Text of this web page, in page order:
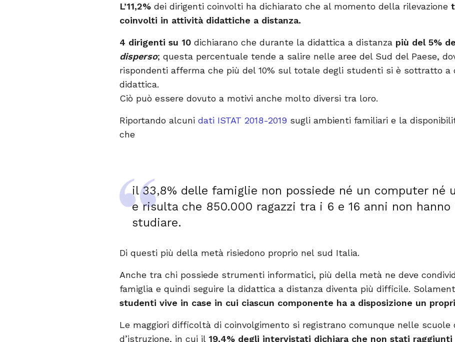
L’11,2% dei dirigenti coinvolti ha dichiarato che al momento della rilevazione
coinvolti in attività didattiche a distanza.
4 dirigenti su 10 dichiarano che durante la didattica a distanza più del 5%
disperso; questa percentuale tende a salire nelle aree del Sud del Paese,
rispondenti afferma che più del 10% sul totale degli studenti si è sottratto a
didattica.
Ciò può essere dovuto a motivi anche molto diversi tra loro.
Riportando alcuni dati ISTAT 2018-2019 sugli ambienti familiari e la
che
il 33,8% delle famiglie non possiede né un computer né
e risulta che 850.000 ragazzi tra i 6 e 16 anni non hanno
studiare.
Di questi più della metà risiedono proprio nel sud Italia.
Anche tra chi possiede strumenti informatici, più della metà ne deve
famiglia e quindi seguire la didattica a distanza diventa più difficile.
studenti vive in case in cui ciascun componente ha a disposizione un
Le maggiori difficoltà di coinvolgimento si registrano comunque nelle scuole
d’istruzione, in cui il 19,4% degli intervistati dichiara che non stati raggiunti